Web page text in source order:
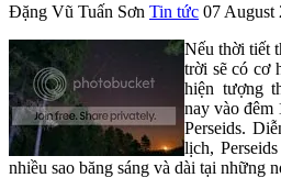
Đặng Vũ Tuấn Sơn Tin tức 07 August
Nếu thời tiết
trời sẽ có cơ
hiện tượng
nay vào đêm
Perseids.
lịch,
nhiều sao băng sáng và dài tại những